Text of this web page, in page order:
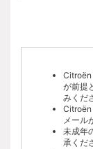
会期
の一
けるお
主催お
けてし
復して
会場で
損等に
ん。お
い。
ン車
事前
｢
｢
費など
｢
を入力
力をし
｢
め、参
Citroën
が前提
みくだ
Citroën
メール
未成年
承くだ